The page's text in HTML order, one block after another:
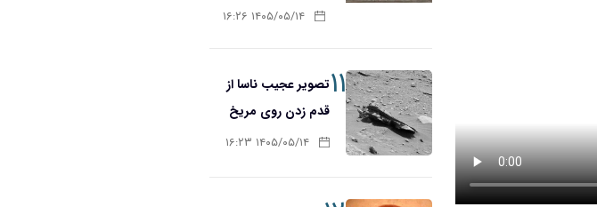
۱۴۰۵/۰۵/۱۴ ۱۶:۲۶
۱۱تصویر عجیب ناسا از
قدم زدن روی مریخ
۱۴۰۵/۰۵/۱۴ ۱۶:۲۳